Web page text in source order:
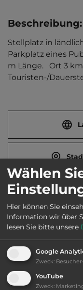
Beschreibung:
Stellplatz in
Parkplatz eines
m Länge.   Ort 3
Touristen-/
E-
Wählen
Hier können Sie
Information wir über
lesen Sie bitte unsere
Google
Zweck:
YouTube
Zweck: